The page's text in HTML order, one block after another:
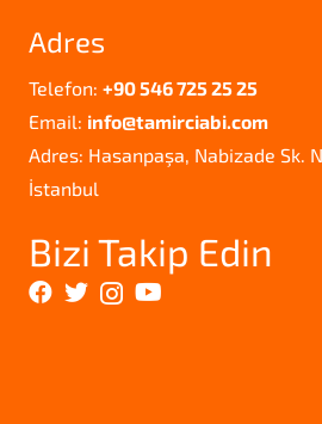
Adres
Telefon: +90 546 725 25 25
Email: info@tamirciabi.com
Adres: Hasanpaşa, Nabizade Sk.
İstanbul
Bizi Takip Edin